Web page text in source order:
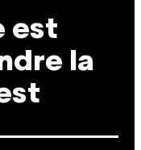
est
la